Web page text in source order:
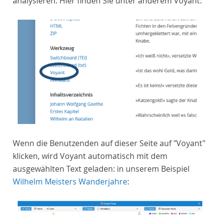
Wenn die Benutzenden auf dieser Seite auf "Voyant"
klicken, wird Voyant automatisch mit dem
ausgewählten Text geladen: in unserem Beispiel
Wilhelm Meisters Wanderjahre: